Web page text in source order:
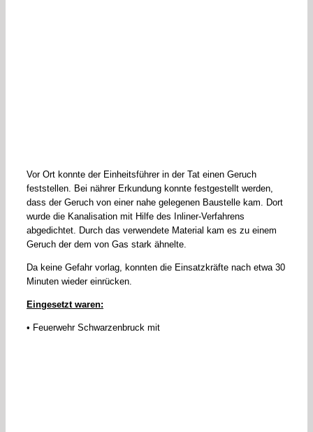
Vor Ort konnte der Einheitsführer in der Tat einen Geruch
feststellen. Bei nährer Erkundung konnte festgestellt werden,
dass der Geruch von einer nahe gelegenen Baustelle kam. Dort
wurde die Kanalisation mit Hilfe des Inliner-Verfahrens
abgedichtet. Durch das verwendete Material kam es zu einem
Geruch der dem von Gas stark ähnelte.
Da keine Gefahr vorlag, konnten die Einsatzkräfte nach etwa 30
Minuten wieder einrücken.
Eingesetzt waren:
• Feuerwehr Schwarzenbruck mit